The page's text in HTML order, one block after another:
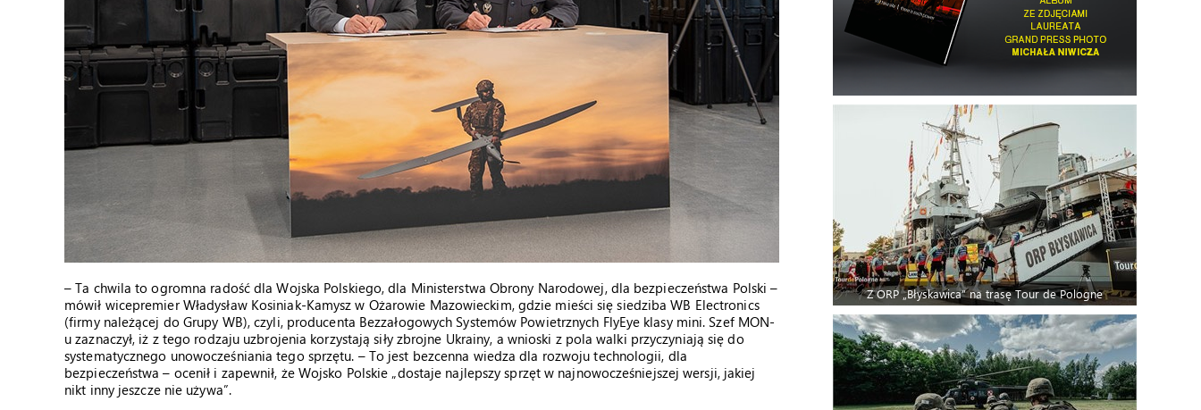
– Ta chwila to ogromna radość dla Wojska Polskiego, dla Ministerstwa Obrony Narodowej, dla bezpieczeństwa Polski –
mówił wicepremier Władysław Kosiniak-Kamysz w Ożarowie Mazowieckim, gdzie mieści się siedziba WB Electronics
(firmy należącej do Grupy WB), czyli, producenta Bezzałogowych Systemów Powietrznych FlyEye klasy mini. Szef MON-
u zaznaczył, iż z tego rodzaju uzbrojenia korzystają siły zbrojne Ukrainy, a wnioski z pola walki przyczyniają się do
systematycznego unowocześniania tego sprzętu. – To jest bezcenna wiedza dla rozwoju technologii, dla
bezpieczeństwa – ocenił i zapewnił, że Wojsko Polskie „dostaje najlepszy sprzęt w najnowocześniejszej wersji, jakiej
nikt inny jeszcze nie używa”.
Z ORP „Błyskawica” na trasę Tour de Pologne